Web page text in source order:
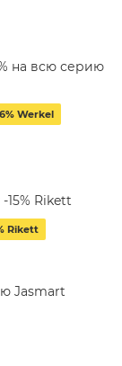
на всю серию
Werkel
15% Rikett
Rikett
Jasmart